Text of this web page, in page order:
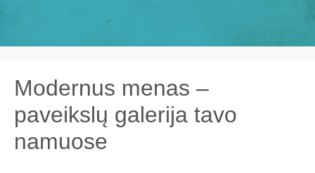
Modernus menas –
paveikslų galerija tavo
namuose